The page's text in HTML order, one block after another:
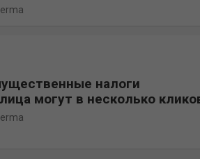
налоги
могут в несколько